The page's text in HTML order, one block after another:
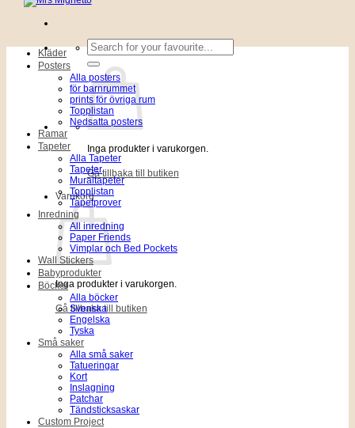
Sök
efter:
Inga produkter i varukorgen.
Gå tillbaka till butiken
Varukorg
Inga produkter i varukorgen.
Gå tillbaka till butiken
Kläder
Posters
Alla posters
för barnrummet
prints för övriga rum
Topplistan
Nedsatta posters
Ramar
Tapeter
Alla Tapeter
Tapeter
Muraltapeter
Topplistan
Tapetprover
Inredning
All inredning
Paper Friends
Vimplar och Bed Pockets
Wall Stickers
Babyprodukter
Böcker
Alla böcker
Svenska
Engelska
Tyska
Små saker
Alla små saker
Tatueringar
Kort
Inslagning
Patchar
Tändsticksaskar
Custom Project